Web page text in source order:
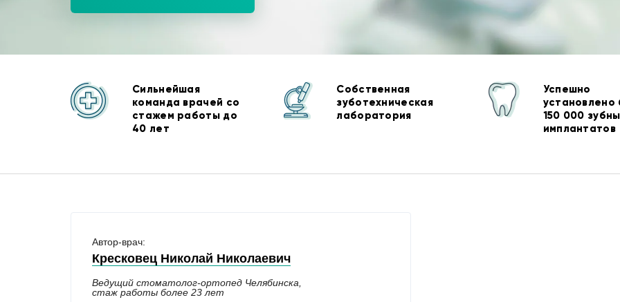
Сильнейшая
команда врачей со
стажем работы до
40 лет
Собственная
зуботехническая
лаборатория
Успешно
установлено
150 000
имплантатов
Автор-врач:
Кресковец Николай Николаевич
Ведущий стоматолог-ортопед Челябинска,
стаж работы более 23 лет